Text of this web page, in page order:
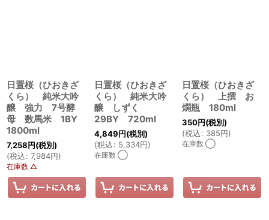
日置桜（ひおきざ
くら） 純米大吟
醸 強力 7号酵
母 数馬米 1BY
1800ml
7,258円(税別)
(税込: 7,984円)
在庫数 △
日置桜（ひおきざ
くら） 純米大吟
醸 しずく
29BY 720ml
4,849円(税別)
(税込: 5,334円)
在庫数 ◯
日置桜（ひおきざ
くら） 上撰 お
燗瓶 180ml
350円(税別)
(税込: 385円)
在庫数 ◯